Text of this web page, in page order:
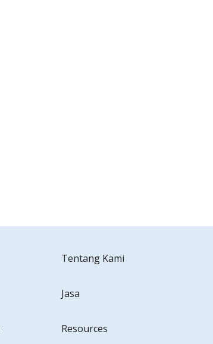
Tentang Kami
Jasa
Resources